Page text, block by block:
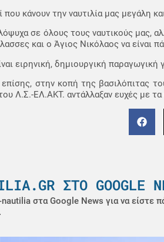
που κάνουν την ναυτιλία μας μεγάλη
σε όλους τους ναυτικούς μας,
και ο Άγιος Νικόλαος να είναι
ειρηνική, δημιουργική
στην κοπή της βασιλόπιτας
Λ.Σ.-ΕΛ.ΑΚΤ. αντάλλαξαν ευχές με
ΣΤΟ GOOGLE
στα Google News για να είστε